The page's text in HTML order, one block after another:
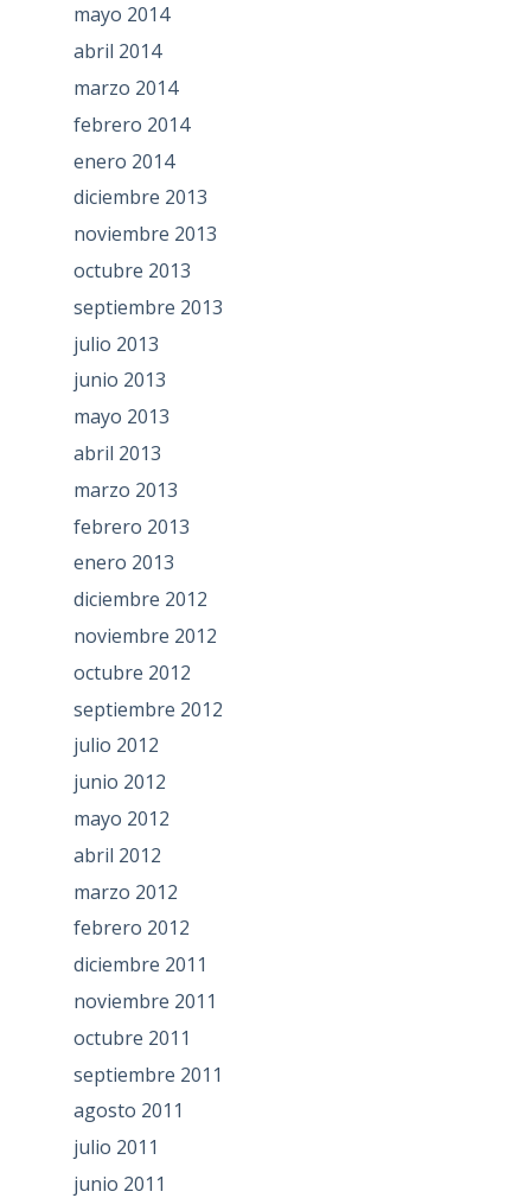
mayo 2014
abril 2014
marzo 2014
febrero 2014
enero 2014
diciembre 2013
noviembre 2013
octubre 2013
septiembre 2013
julio 2013
junio 2013
mayo 2013
abril 2013
marzo 2013
febrero 2013
enero 2013
diciembre 2012
noviembre 2012
octubre 2012
septiembre 2012
julio 2012
junio 2012
mayo 2012
abril 2012
marzo 2012
febrero 2012
diciembre 2011
noviembre 2011
octubre 2011
septiembre 2011
agosto 2011
julio 2011
junio 2011